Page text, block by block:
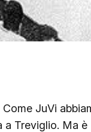
JuVi
Treviglio. Ma